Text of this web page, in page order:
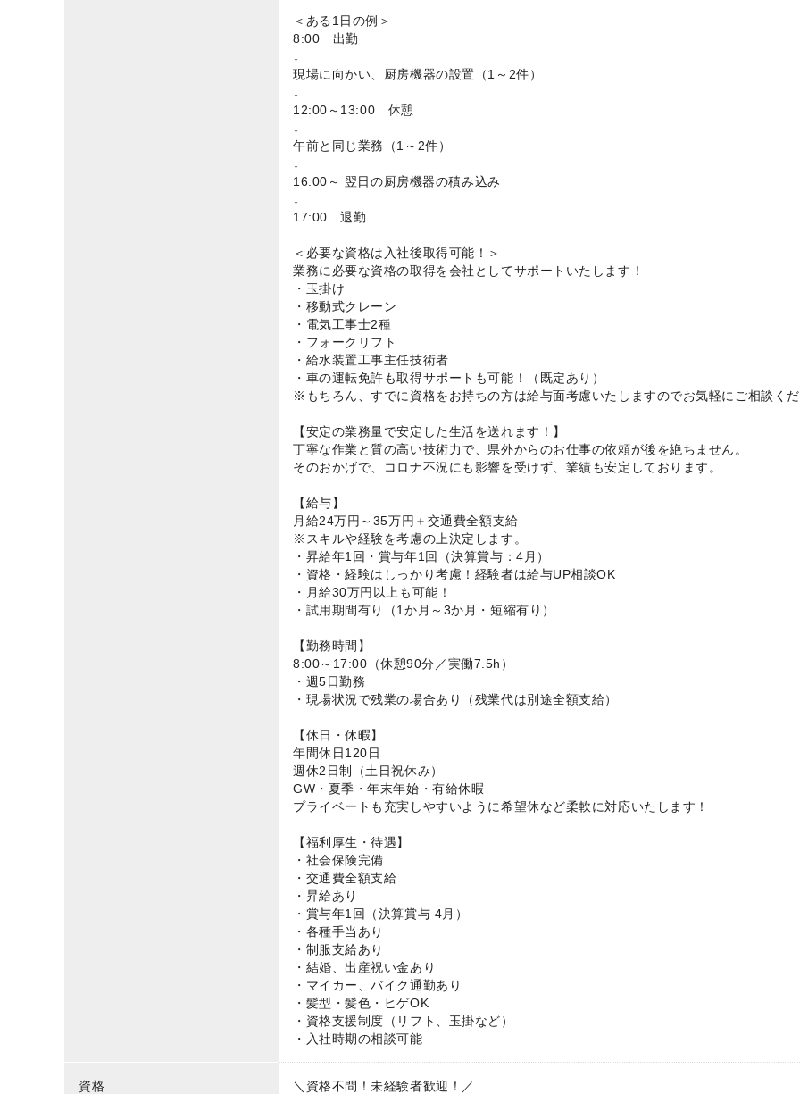
＜ある1日の例＞
8:00 出勤
↓
現場に向かい、厨房機器の設置（1～2件）
↓
12:00～13:00 休憩
↓
午前と同じ業務（1～2件）
↓
16:00～ 翌日の厨房機器の積み込み
↓
17:00 退勤
＜必要な資格は入社後取得可能！＞
業務に必要な資格の取得を会社としてサポートいたします！
・玉掛け
・移動式クレーン
・電気工事士2種
・フォークリフト
・給水装置工事主任技術者
・車の運転免許も取得サポートも可能！（既定あり）
※もちろん、すでに資格をお持ちの方は給与面考慮いたしますのでお気軽にご相談く
【安定の業務量で安定した生活を送れます！】
丁寧な作業と質の高い技術力で、県外からのお仕事の依頼が後を絶ちません。
そのおかげで、コロナ不況にも影響を受けず、業績も安定しております。
【給与】
月給24万円～35万円＋交通費全額支給
※スキルや経験を考慮の上決定します。
・昇給年1回・賞与年1回（決算賞与：4月）
・資格・経験はしっかり考慮！経験者は給与UP相談OK
・月給30万円以上も可能！
・試用期間有り（1か月～3か月・短縮有り）
【勤務時間】
8:00～17:00（休憩90分／実働7.5h）
・週5日勤務
・現場状況で残業の場合あり（残業代は別途全額支給）
【休日・休暇】
年間休日120日
週休2日制（土日祝休み）
GW・夏季・年末年始・有給休暇
プライベートも充実しやすいように希望休など柔軟に対応いたします！
【福利厚生・待遇】
・社会保険完備
・交通費全額支給
・昇給あり
・賞与年1回（決算賞与 4月）
・各種手当あり
・制服支給あり
・結婚、出産祝い金あり
・マイカー、バイク通勤あり
・髪型・髪色・ヒゲOK
・資格支援制度（リフト、玉掛など）
・入社時期の相談可能
資格 ＼資格不問！未経験者歓迎！／